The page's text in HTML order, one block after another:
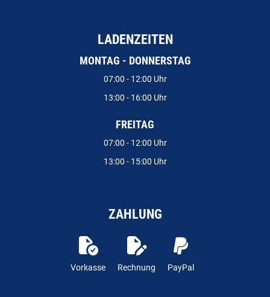
LADENZEITEN
MONTAG - DONNERSTAG
07:00 - 12:00 Uhr
13:00 - 16:00 Uhr
FREITAG
07:00 - 12:00 Uhr
13:00 - 15:00 Uhr
ZAHLUNG
Vorkasse Rechnung PayPal